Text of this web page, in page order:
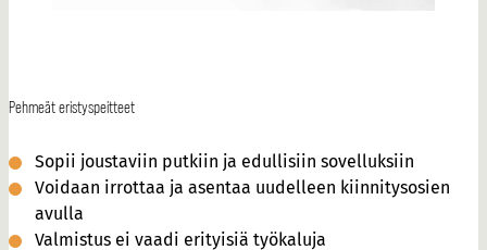
Pehmeät eristyspeitteet
Sopii joustaviin putkiin ja edullisiin sovelluksiin
Voidaan irrottaa ja asentaa uudelleen kiinnitysosien
avulla
Valmistus ei vaadi erityisiä työkaluja